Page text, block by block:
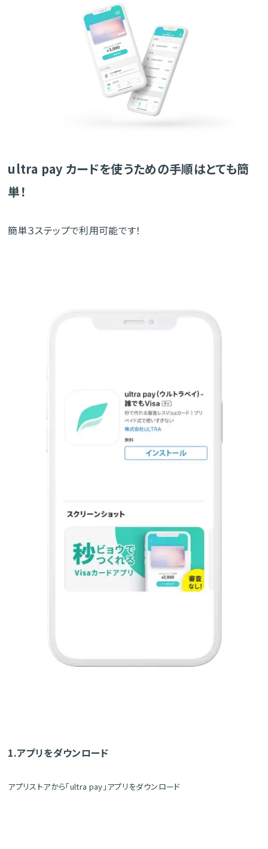
ultra pay カードを使うための手順はとても簡
単！
簡単３ステップで利用可能です！
1.アプリをダウンロード
アプリストアから「ultra pay」アプリをダウンロード